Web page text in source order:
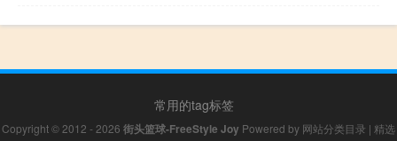
常用的tag标签
Copyright © 2012 - 2026 街头篮球-FreeStyle Joy Powered by 网站分类目录 | 精选